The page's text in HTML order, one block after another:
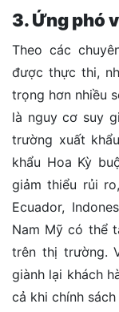
3. Ứng phó
Theo các
được thực thi,
trọng hơn nhiều
là nguy cơ suy
trường xuất
khẩu Hoa Kỳ
giảm thiểu rủi
Ecuador,
Nam Mỹ có thể
trên thị trường.
giành lại khách
cả khi chính